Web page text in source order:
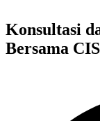
Konsultasi
Bersama